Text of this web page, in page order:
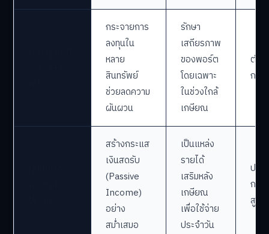
กระจายการ
ลงทุนใน
หลาย
สินทรัพย์
ช่วยลดความ
ผันผวน
รักษา
เสถียรภาพ
ของพอร์ต
โดยเฉพาะ
ในช่วงใกล้
เกษียณ
ต่ำ-
กลาง
สร้างกระแส
เงินสดรับ
(Passive
Income)
อย่าง
สม่ำเสมอ
เป็นแหล่ง
รายได้
เสริมหลัง
เกษียณ
เพื่อใช้จ่าย
ประจำวัน
ปาน
กลา
สูง